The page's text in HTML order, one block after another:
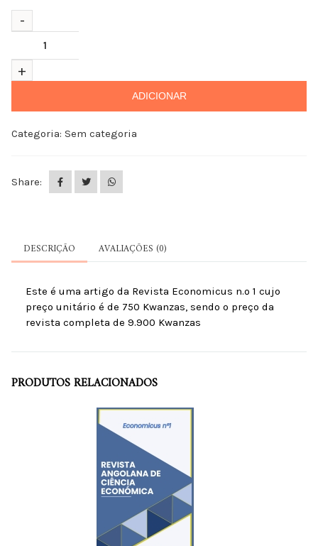
ADICIONAR
Categoria: Sem categoria
Share:
DESCRIÇÃO AVALIAÇÕES (0)
Este é uma artigo da Revista Economicus n.º 1 cujo
preço unitário é de 750 Kwanzas, sendo o preço da
revista completa de 9.900 Kwanzas
PRODUTOS RELACIONADOS